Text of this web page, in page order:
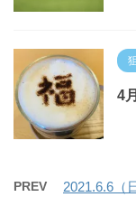
4
PREV 2021.6.6（